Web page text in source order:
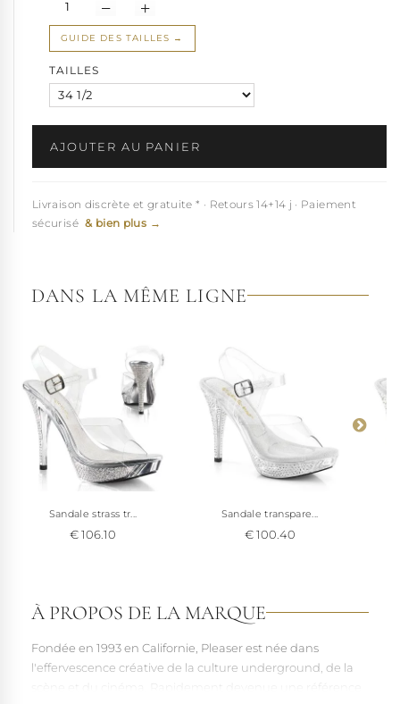
rigides se moulent peu à peu à votre morphologie, une astuce,
passer délicatement le sèche-cheveux pour assouplir la matière
lors des premiers pas.
Voir d'autres modèles de
GUIDE DES TAILLES
TAILLES
AJOUTER AU PANIER
Livraison discrète et gratuite * · Retours 14+14 j · Paiement
sécurisé & bien plus →
DANS LA MÊME LIGNE
Sandale strass tr...
€ 106.10
Sandale transpare...
€ 100.40
À PROPOS DE LA MARQUE
Fondée en 1993 en Californie, Pleaser est née dans
l'effervescence créative de la culture underground, de la